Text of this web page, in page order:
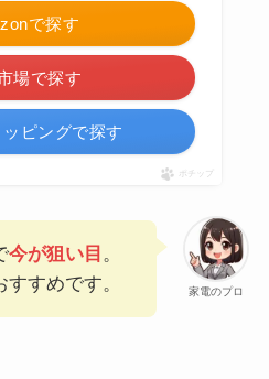
で探す
場で探す
ピングで探す
ポチップ
家電のプロ
今が狙い目 。
すすめです。